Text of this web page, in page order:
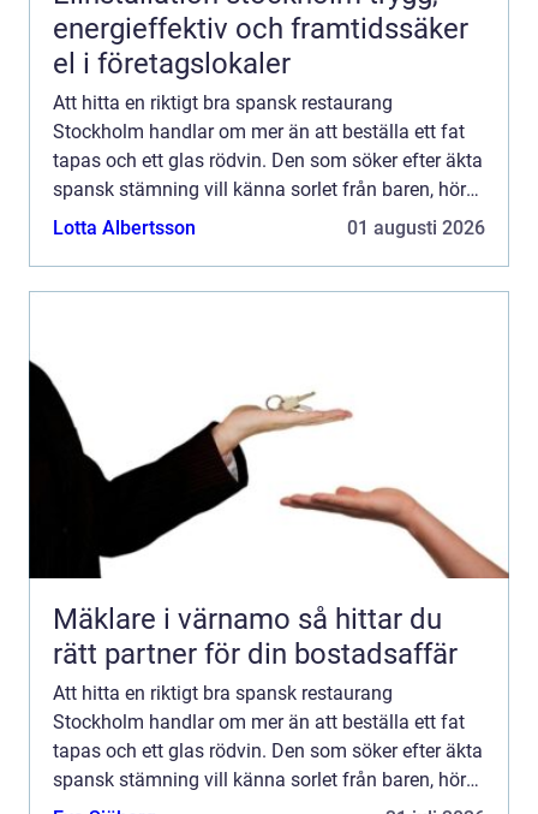
energieffektiv och framtidssäker
el i företagslokaler
Att hitta en riktigt bra spansk restaurang
Stockholm handlar om mer än att beställa ett fat
tapas och ett glas rödvin. Den som söker efter äkta
spansk stämning vill känna sorlet från baren, höra
klirrande glas och känna doften av vitlök, grillat
Lotta Albertsson 01 augusti 2026
Mäklare i värnamo så hittar du
rätt partner för din bostadsaffär
Att hitta en riktigt bra spansk restaurang
Stockholm handlar om mer än att beställa ett fat
tapas och ett glas rödvin. Den som söker efter äkta
spansk stämning vill känna sorlet från baren, höra
klirrande glas och känna doften av vitlök, grillat